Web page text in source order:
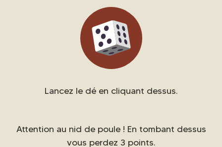
Lancez le dé en cliquant dessus.
Attention au nid de poule ! En tombant dessus
vous perdez 3 points.